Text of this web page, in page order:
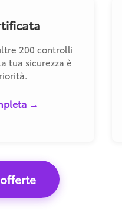
200 controlli
tua sicurezza è
→